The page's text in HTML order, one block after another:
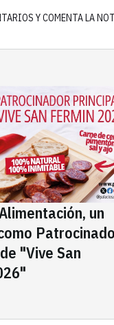
Y COMENTA LA
un
"Vive San